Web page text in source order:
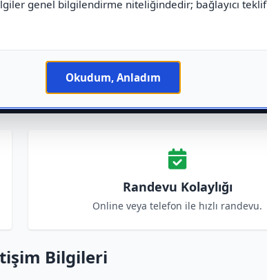
genel bilgilendirme niteliğindedir; bağlayıcı teklif
Okudum, Anladım
Randevu Kolaylığı
Online veya telefon ile hızlı randevu.
Bilgileri